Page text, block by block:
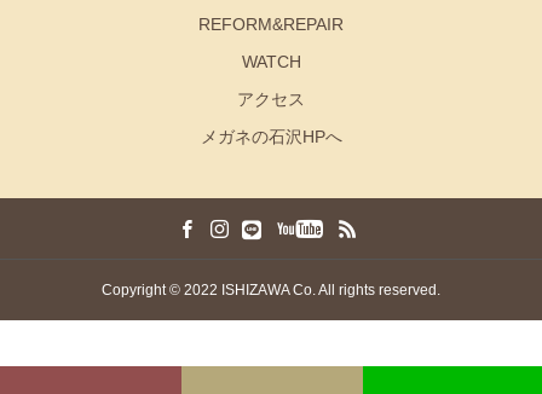
REFORM&REPAIR
WATCH
アクセス
メガネの石沢HPへ
Copyright © 2022 ISHIZAWA Co. All rights reserved.